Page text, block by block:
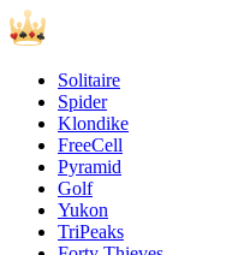
Solitaire
Spider
Klondike
FreeCell
Pyramid
Golf
Yukon
TriPeaks